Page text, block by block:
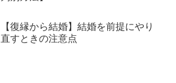
【復縁から結婚】結婚を前提にやり
直すときの注意点